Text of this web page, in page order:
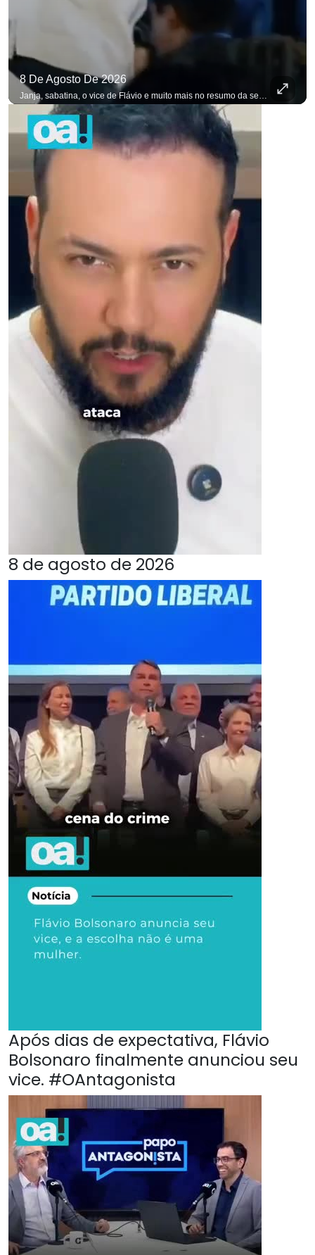
8 De Agosto De 2026
Janja, sabatina, o vice de Flávio e muito mais no resumo da semana. #OAntagonista Se você busca informação com credibilidade, inscreva-se agora e ative o
8 de agosto de 2026
Após dias de expectativa, Flávio
Bolsonaro finalmente anunciou seu
vice. #OAntagonista